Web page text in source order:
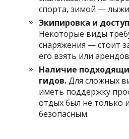
спорта, зимой —
Экипировка и
Некоторые виды
снаряжения — стоит
его взять или
Наличие
гидов.Для сложных
иметь поддержку
отдых был не только
безопасным.